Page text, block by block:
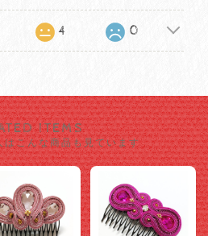
4 0
ITEMS
はこんな商品も見ています